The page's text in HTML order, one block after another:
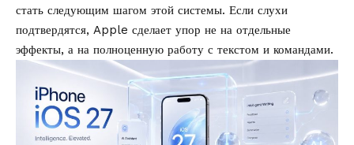
стать следующим шагом этой системы. Если слухи
подтвердятся, Apple сделает упор не на отдельные
эффекты, а на полноценную работу с текстом и командами.